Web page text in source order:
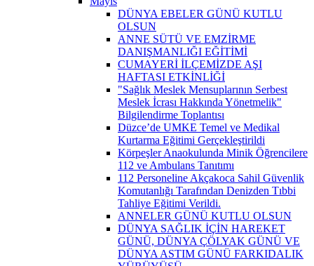
DÜNYA EBELER GÜNÜ KUTLU
OLSUN
ANNE SÜTÜ VE EMZİRME
DANIŞMANLIĞI EĞİTİMİ
CUMAYERİ İLÇEMİZDE AŞI
HAFTASI ETKİNLİĞİ
"Sağlık Meslek Mensuplarının Serbest
Meslek İcrası Hakkında Yönetmelik"
Bilgilendirme Toplantısı
Düzce’de UMKE Temel ve Medikal
Kurtarma Eğitimi Gerçekleştirildi
Körpeşler Anaokulunda Minik Öğrencilere
112 ve Ambulans Tanıtımı
112 Personeline Akçakoca Sahil Güvenlik
Komutanlığı Tarafından Denizden Tıbbi
Tahliye Eğitimi Verildi.
ANNELER GÜNÜ KUTLU OLSUN
DÜNYA SAĞLIK İÇİN HAREKET
GÜNÜ, DÜNYA ÇÖLYAK GÜNÜ VE
DÜNYA ASTIM GÜNÜ FARKIDALIK